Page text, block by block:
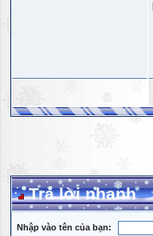
Trả lời nhanh
Nhập vào tên của bạn: